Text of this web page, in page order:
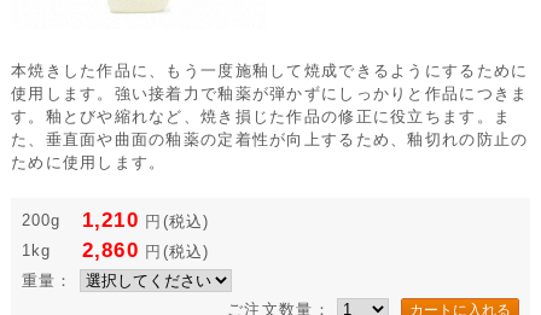
本焼きした作品に、もう一度施釉して焼成できるようにするために
使用します。強い接着力で釉薬が弾かずにしっかりと作品につきま
す。釉とびや縮れなど、焼き損じた作品の修正に役立ちます。ま
た、垂直面や曲面の釉薬の定着性が向上するため、釉切れの防止の
ために使用します。
200g 1,210 円 (税込)
1kg
2,860 円 (税込)
重量：
ご注文数量：